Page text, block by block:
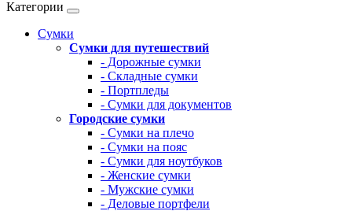
Категории
Сумки
Сумки для путешествий
- Дорожные сумки
- Складные сумки
- Портпледы
- Сумки для документов
Городские сумки
- Сумки на плечо
- Сумки на пояс
- Сумки для ноутбуков
- Женские сумки
- Мужские сумки
- Деловые портфели